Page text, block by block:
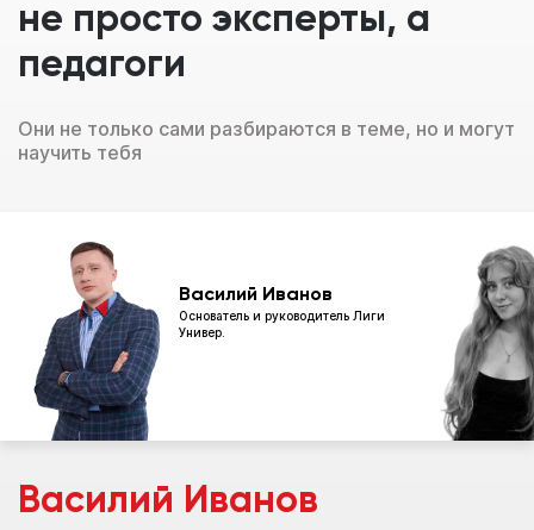
не просто эксперты, а
педагоги
Они не только сами разбираются в теме, но и могут
научить тебя
Василий Иванов
Основатель и руководитель Лиги
Универ.
Василий Иванов